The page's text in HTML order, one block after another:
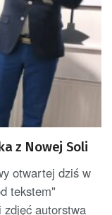
z Nowej Soli
otwartej dziś w
tekstem"
zdjęć autorstwa